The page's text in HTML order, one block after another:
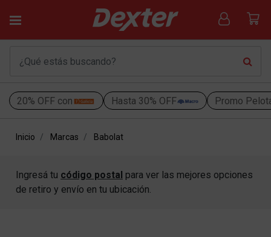
20% OFF con Hasta 30% OFF Promo
Inicio Marcas Babolat
Ingresá tu código postal para ver las mejores opciones
de retiro y envío en tu ubicación.